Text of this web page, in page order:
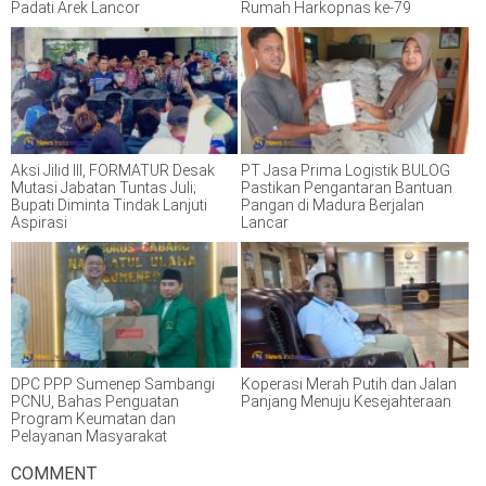
Padati Arek Lancor Rumah Harkopnas ke-79
Aksi Jilid III, FORMATUR Desak
Mutasi Jabatan Tuntas Juli;
Bupati Diminta Tindak Lanjuti
Aspirasi
PT Jasa Prima Logistik BULOG
Pastikan Pengantaran Bantuan
Pangan di Madura Berjalan
Lancar
DPC PPP Sumenep Sambangi
PCNU, Bahas Penguatan
Program Keumatan dan
Pelayanan Masyarakat
Koperasi Merah Putih dan Jalan
Panjang Menuju Kesejahteraan
COMMENT